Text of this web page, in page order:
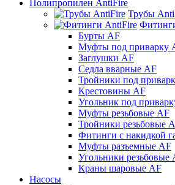
Полипропилен AntiFire
Трубы
Бурты AF
Муфты под приварку
Заглушки AF
Седла вварные AF
Тройники под
Крестовины AF
Угольник под
Муфты резьбовые AF
Тройники резьбовые
Фитинги с накидкой
Муфты разъемные AF
Угольники резьбовые
Краны шаровые AF
Насосы